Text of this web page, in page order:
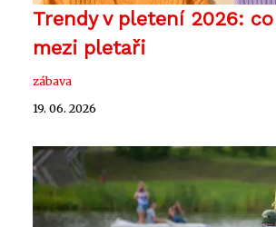
Trendy v pletení 2026:
mezi pletaři
zábava
19. 06. 2026